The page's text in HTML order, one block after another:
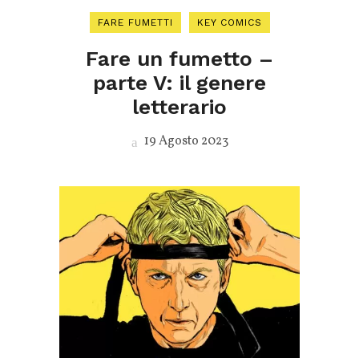
FARE FUMETTI KEY COMICS
Fare un fumetto –
parte V: il genere
letterario
19 Agosto 2023